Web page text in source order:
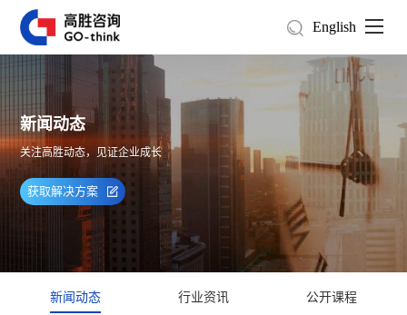
English
新闻动态
关注高胜动态，见证企业成长
获取解决方案
新闻动态 行业资讯 公开课程